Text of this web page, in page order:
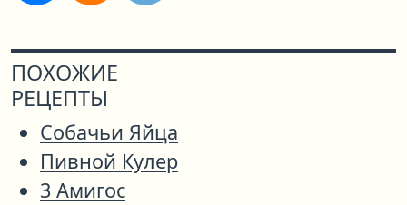
ПОХОЖИЕ
РЕЦЕПТЫ
Собачьи Яйца
Пивной Кулер
3 Амигос